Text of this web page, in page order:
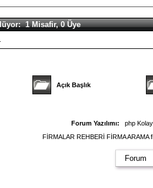
1 Misafir, 0 Üye
Açık Başlık
Forum Yazılımı:
php
FİRMALAR REHBERİ FİRMA
Forum